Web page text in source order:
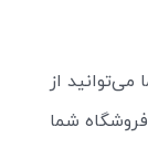
می‌توانید از
شما